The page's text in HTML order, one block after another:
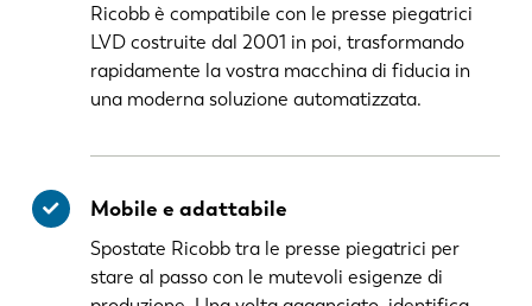
Ricobb è compatibile con le presse piegatrici
LVD costruite dal 2001 in poi, trasformando
rapidamente la vostra macchina di fiducia in
una moderna soluzione automatizzata.
Mobile e adattabile
Spostate Ricobb tra le presse piegatrici per
stare al passo con le mutevoli esigenze di